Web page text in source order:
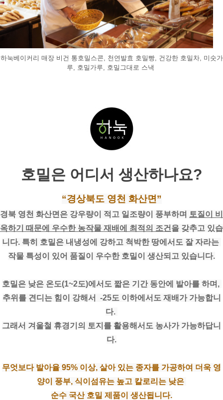
하눅베이커리 매장 비건 통호밀스콘, 천연발효 호밀빵, 건강한 호밀차, 미숫가
루, 호밀가루, 호밀그대로 스낵
호밀은 어디서 생산하나요?
“경상북도 영천 화산면”
경북 영천 화산면은 강우량이 적고 일조량이 풍부하며 토질이 비
옥하기 때문에 우수한 농작물 재배에 최적의 조건 을 갖추고 있습
니다. 특히 호밀은 내냉성에 강하고 척박한 땅에서도 잘 자라는
작물 특성이 있어 품질이 우수한 호밀이 생산되고 있습니다.
호밀은 낮은 온도(1~2도)에서도 짧은 기간 동안에 발아를 하며,
추위를 견디는 힘이 강해서  -25도 이하에서도 재배가 가능합니
다.
그래서 겨울철 휴경기의 토지를 활용해서도 농사가 가능하답니
다.
무엇보다 발아율 95% 이상, 살아 있는 종자를 가공하여 더욱 영
양이 풍부, 식이섬유는 높고 칼로리는 낮은
순수 국산 호밀 제품이 생산됩니다.